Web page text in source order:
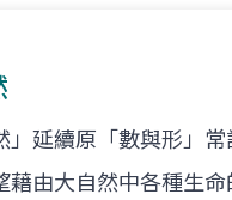
」延續原「數與形」
藉由大自然中各種生